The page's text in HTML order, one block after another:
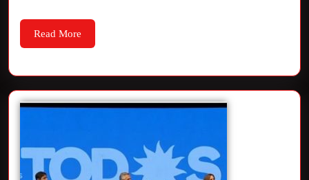
Read More